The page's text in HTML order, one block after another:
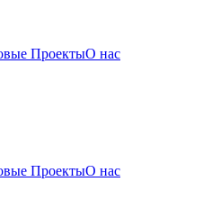
ПроектыО нас
ПроектыО нас